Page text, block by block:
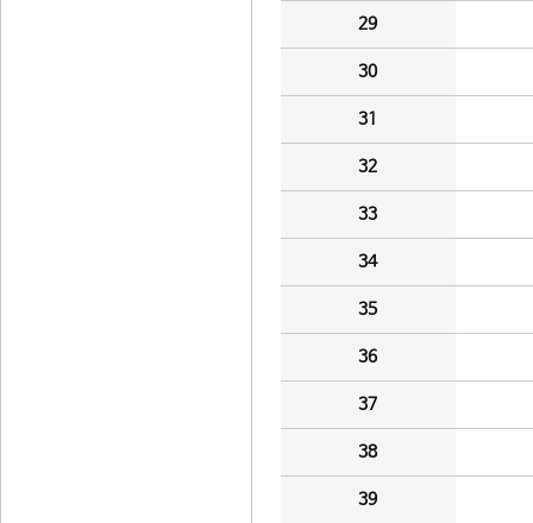
29
30
31
32
33
34
35
36
37
38
39